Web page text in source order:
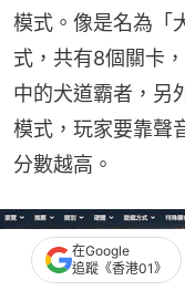
模式。像是名為「
式，共有8個關卡
中的犬道霸者，另
模式，玩家要靠聲
分數越高。
在Google
追蹤《香港01》